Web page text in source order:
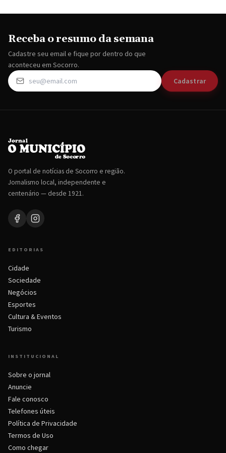
Receba o resumo da semana
Cadastre seu email e fique por dentro do que
aconteceu em Socorro.
Cadastrar
O portal de notícias de Socorro e região.
Jornalismo local, independente e
centenário — desde 1921.
EDITORIAS
Cidade
Sociedade
Negócios
Esportes
Cultura & Eventos
Turismo
INSTITUCIONAL
Sobre o jornal
Anuncie
Fale conosco
Telefones úteis
Política de Privacidade
Termos de Uso
Como chegar